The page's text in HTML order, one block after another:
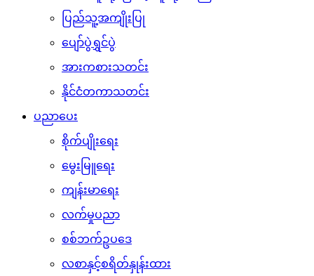
ပြည်သူ့အကျိုးပြု
ပျော်ပွဲရွှင်ပွဲ
အားကစားသတင်း
နိုင်ငံတကာသတင်း
ပညာပေး
စိုက်ပျိုးရေး
မွေးမြူရေး
ကျန်းမာရေး
လက်မှုပညာ
စစ်ဘက်ဥပဒေ
လစာနှင့်စရိတ်နှုန်းထား